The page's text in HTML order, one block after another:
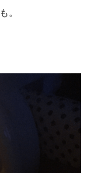
。